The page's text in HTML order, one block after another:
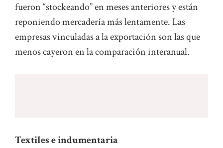
fueron “stockeando” en meses anteriores y están
reponiendo mercadería más lentamente. Las
empresas vinculadas a la exportación son las que
menos cayeron en la comparación interanual.
Textiles e indumentaria